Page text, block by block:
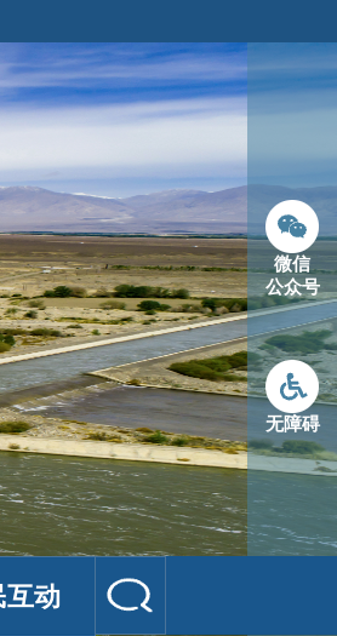
互动
微信
公众号
无障碍